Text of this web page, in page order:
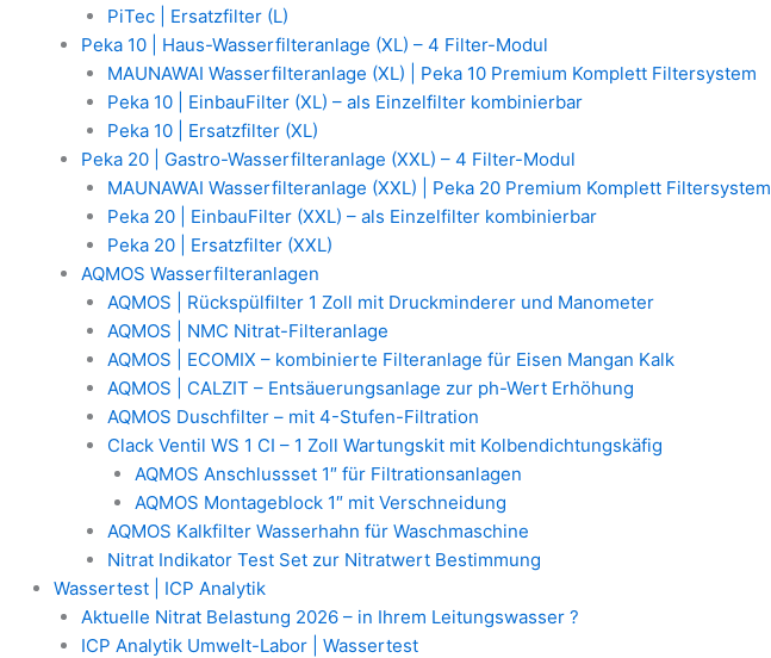
PiTec | Ersatzfilter (L)
Peka 10 | Haus-Wasserfilteranlage (XL) – 4 Filter-Modul
MAUNAWAI Wasserfilteranlage (XL) | Peka 10 Premium Komplett Filtersystem
Peka 10 | EinbauFilter (XL) – als Einzelfilter kombinierbar
Peka 10 | Ersatzfilter (XL)
Peka 20 | Gastro-Wasserfilteranlage (XXL) – 4 Filter-Modul
MAUNAWAI Wasserfilteranlage (XXL) | Peka 20 Premium Komplett Filtersystem
Peka 20 | EinbauFilter (XXL) – als Einzelfilter kombinierbar
Peka 20 | Ersatzfilter (XXL)
AQMOS Wasserfilteranlagen
AQMOS | Rückspülfilter 1 Zoll mit Druckminderer und Manometer
AQMOS | NMC Nitrat-Filteranlage
AQMOS | ECOMIX – kombinierte Filteranlage für Eisen Mangan Kalk
AQMOS | CALZIT – Entsäuerungsanlage zur ph-Wert Erhöhung
AQMOS Duschfilter – mit 4-Stufen-Filtration
Clack Ventil WS 1 CI – 1 Zoll Wartungskit mit Kolbendichtungskäfig
AQMOS Anschlussset 1″ für Filtrationsanlagen
AQMOS Montageblock 1″ mit Verschneidung
AQMOS Kalkfilter Wasserhahn für Waschmaschine
Nitrat Indikator Test Set zur Nitratwert Bestimmung
Wassertest | ICP Analytik
Aktuelle Nitrat Belastung 2026 – in Ihrem Leitungswasser ?
ICP Analytik Umwelt-Labor | Wassertest